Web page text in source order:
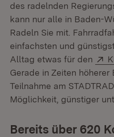
des radelnden
kann nur alle in Baden-
Radeln Sie mit.
einfachsten und
Alltag etwas für den
Gerade in Zeiten
Teilnahme am
Möglichkeit, günstiger
Bereits über 620